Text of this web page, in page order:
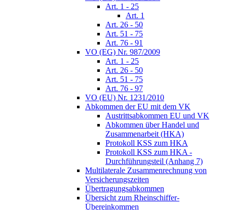
Art. 1 - 25
Art. 1
Art. 26 - 50
Art. 51 - 75
Art. 76 - 91
VO (EG) Nr. 987/2009
Art. 1 - 25
Art. 26 - 50
Art. 51 - 75
Art. 76 - 97
VO (EU) Nr. 1231/2010
Abkommen der EU mit dem VK
Austrittsabkommen EU und VK
Abkommen über Handel und
Zusammenarbeit (HKA)
Protokoll KSS zum HKA
Protokoll KSS zum HKA -
Durchführungsteil (Anhang 7)
Multilaterale Zusammenrechnung von
Versicherungszeiten
Übertragungsabkommen
Übersicht zum Rheinschiffer-
Übereinkommen